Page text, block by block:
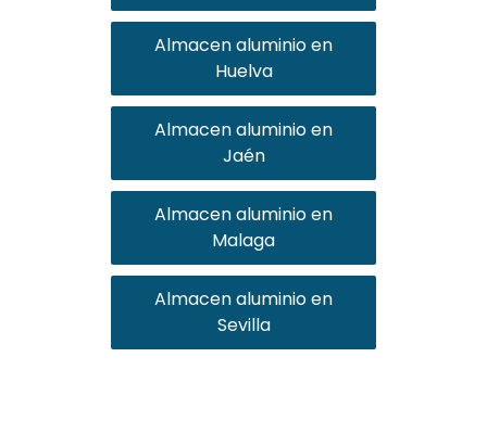
Almacen aluminio en
Huelva
Almacen aluminio en
Jaén
Almacen aluminio en
Malaga
Almacen aluminio en
Sevilla